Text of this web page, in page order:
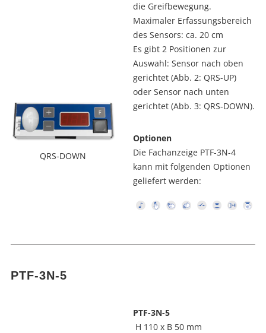
QRS-DOWN
die Greifbewegung.
Maximaler Erfassungsbereich
des Sensors: ca. 20 cm
Es gibt 2 Positionen zur
Auswahl: Sensor nach oben
gerichtet (Abb. 2: QRS-UP)
oder Sensor nach unten
gerichtet (Abb. 3: QRS-DOWN).
Optionen
Die Fachanzeige PTF-3N-4
kann mit folgenden Optionen
geliefert werden:
PTF-3N-5
PTF-3N-5
H 110 x B 50 mm